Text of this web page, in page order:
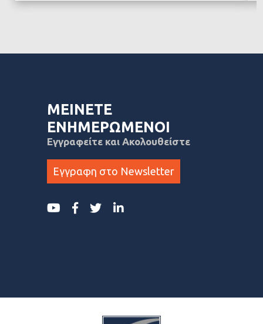
ΜΕΙΝΕΤΕ
ΕΝΗΜΕΡΩΜΕΝΟΙ
Εγγραφείτε και Ακολουθείστε
Εγγραφη στο Newsletter